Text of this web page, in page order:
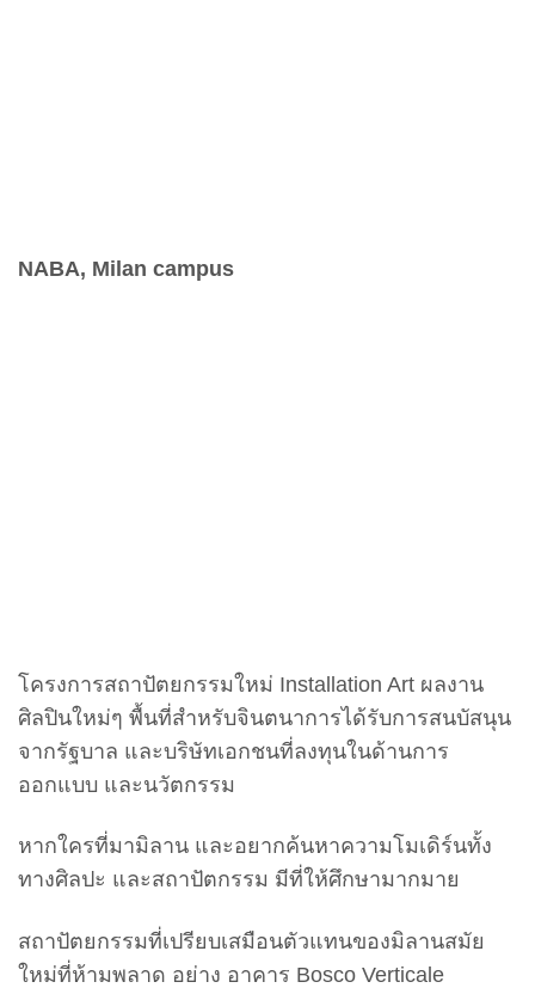
NABA, Milan campus
โครงการสถาปัตยกรรมใหม่ Installation Art ผลงาน
ศิลปินใหม่ๆ พื้นที่สำหรับจินตนาการได้รับการสนบัสนุน
จากรัฐบาล และบริษัทเอกชนที่ลงทุนในด้านการ
ออกแบบ และนวัตกรรม
หากใครที่มามิลาน และอยากค้นหาความโมเดิร์นทั้ง
ทางศิลปะ และสถาปัตกรรม มีที่ให้ศึกษามากมาย
สถาปัตยกรรมที่เปรียบเสมือนตัวแทนของมิลานสมัย
ใหม่ที่ห้ามพลาด อย่าง อาคาร Bosco Verticale